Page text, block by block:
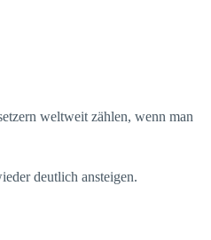
weltweit zählen, wenn man
deutlich ansteigen.